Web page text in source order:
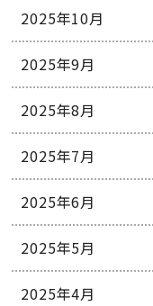
2025年10月
2025年9月
2025年8月
2025年7月
2025年6月
2025年5月
2025年4月